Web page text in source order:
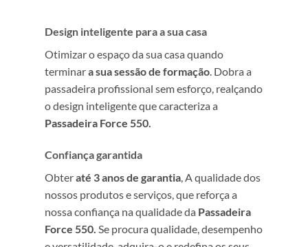
Design inteligente para a sua casa
Otimizar o espaço da sua casa quando
terminara sua sessão de formação. Dobra a
passadeira profissional sem esforço, realçando
o design inteligente que caracteriza a
Passadeira Force 550.
Confiança garantida
Obteraté 3 anos de garantia, A qualidade dos
nossos produtos e serviços, que reforça a
nossa confiança na qualidade da Passadeira
Force 550. Se procura qualidade, desempenho